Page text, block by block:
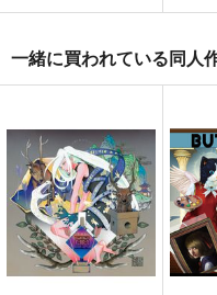
滅 ～ The Truth of th
Demetori
東方Project 博麗霊夢
サンプル
カート
た沈
黄昏
東方
一緒に買われている同人